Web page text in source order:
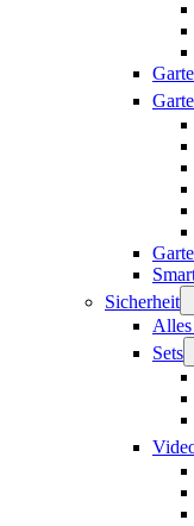
Sicherheit
Alles
Sets